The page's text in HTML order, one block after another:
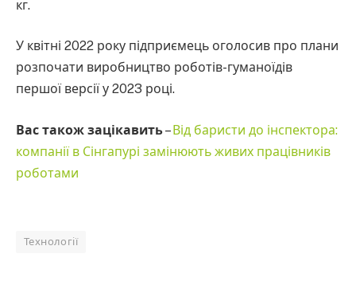
кг.
У квітні 2022 року підприємець оголосив про плани
розпочати виробництво роботів-гуманоїдів
першої версії у 2023 році.
Вас також зацікавить–Від баристи до інспектора:
компанії в Сінгапурі замінюють живих працівників
роботами
Технології